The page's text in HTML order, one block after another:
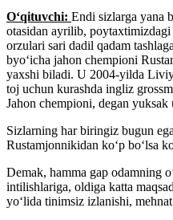
Oʻqituvchi: Endi sizlarga yana
otasidan ayrilib,
orzulari sari dadil qadam
byoʻicha jahon chempioni
yaxshi biladi. U 2004-yilda
toj uchun kurashda ingliz
Jahon chempioni, degan
Sizlarning har biringiz bugun
Rustamjonnikidan koʻp boʻlsa
Demak, hamma gap odamning
intilishlariga, oldiga katta
yoʻlida tinimsiz izlanishi,